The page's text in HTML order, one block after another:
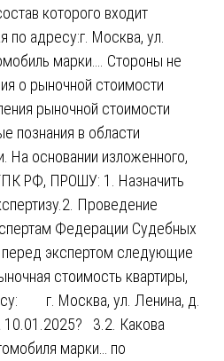
которого входит
по адресу:г. Москва, ул.
марки…. Стороны не
о рыночной стоимости
рыночной стоимости
познания в области
На основании изложенного,
РФ, ПРОШУ: 1. Назначить
Проведение
Федерации Судебных
перед экспертом следующие
стоимость квартиры,
г. Москва, ул. Ленина, д.
10.01.2025? 3.2. Какова
марки… по